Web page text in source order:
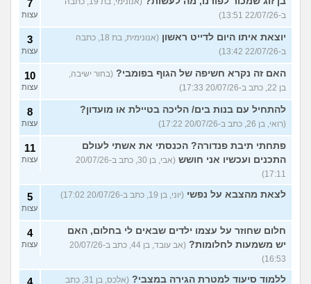
ב-22/07/26 13:51)
7
עצות
יוצאת איתו היום לדייט ראשון
(אנונימית, בת 18, כתבה
ב-22/07/26 13:42)
3
עצות
האם זה נקרא חשיפה של הגוף בפומבי? (בחור ישיבה,
בן 22, כתב ב-20/07/26 17:33)
10
עצות
להתחיל עם בנות בים/ הליכה בטיילת או מועדון?
(רואי, בן 26, כתב ב-20/07/26 17:22)
8
עצות
פתחתי תיבת פנדורה? הכנסתי את אשתי לעולם
התכנים ועכשיו אני חושש
(אבי, בן 30, כתב ב-20/07/26
17:11)
11
עצות
לצאת מהצבא על נפשי (יוני, בן 19, כתב ב-20/07/26 17:02) 5
עצות
חלום שחוזר על עצמו ילדים שבאים לי בחלום, האם
יש משמעות לחלומות?
(אב עובד, בן 44, כתב ב-20/07/26
16:53)
4
עצות
ללמוד סיעוד למטרת הגירה במצבי?
(אלכס, בן 31, כתב